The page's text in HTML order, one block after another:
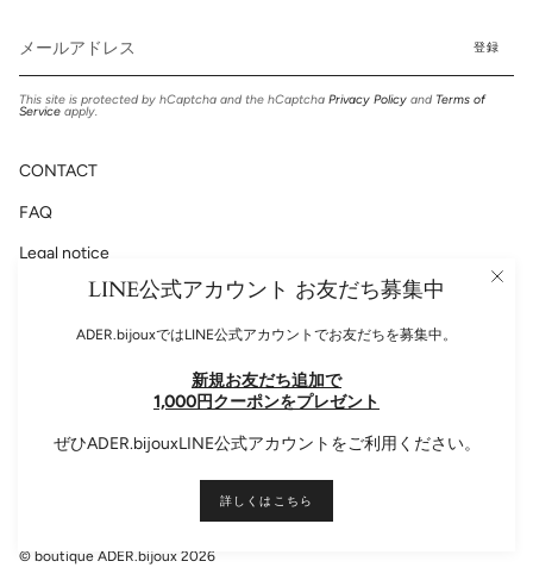
登録
This site is protected by hCaptcha and the hCaptcha Privacy Policy and Terms of
Service apply.
CONTACT
FAQ
Legal notice
Privacy Policy
© boutique ADER.bijoux 2026
LINE公式アカウント お友だち募集中
ADER.bijouxではLINE公式アカウントでお友だちを募集中。
新規お友だち追加で
1,000円クーポンをプレゼント
ぜひADER.bijouxLINE公式アカウントをご利用ください。
詳しくはこちら